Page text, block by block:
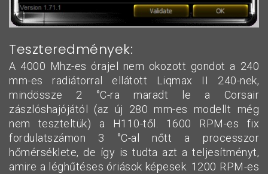
Teszteredmények:
A 4000 Mhz-es órajel nem okozott gondot a 240
mm-es radiátorral ellátott Liqmax II 240-nek,
mindössze 2 °C-ra maradt le a Corsair
zászlóshajójától (az új 280 mm-es modellt még
nem teszteltük) a H110-től. 1600 RPM-es fix
fordulatszámon 3 °C-al nőtt a processzor
hőmérséklete, de így is tudta azt a teljesítményt,
amire a léghűtéses óriások képesek. 1200 RPM-es